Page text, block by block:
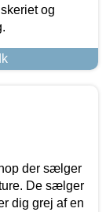
og
der sælger
De sælger
dig grej af en